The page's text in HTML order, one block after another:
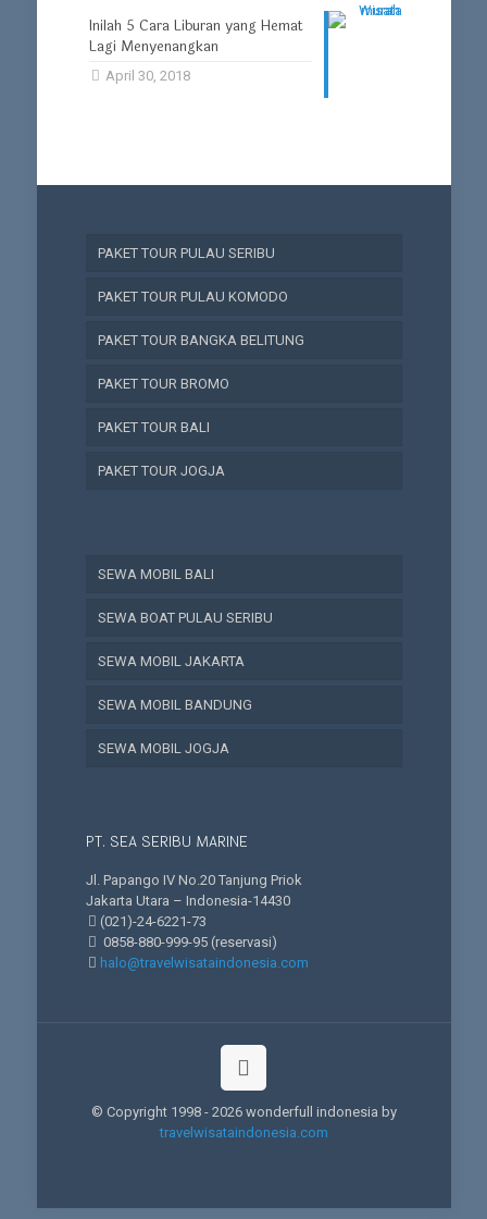
Inilah 5 Cara Liburan yang Hemat
Lagi Menyenangkan
April 30, 2018
PAKET TOUR PULAU SERIBU
PAKET TOUR PULAU KOMODO
PAKET TOUR BANGKA BELITUNG
PAKET TOUR BROMO
PAKET TOUR BALI
PAKET TOUR JOGJA
SEWA MOBIL BALI
SEWA BOAT PULAU SERIBU
SEWA MOBIL JAKARTA
SEWA MOBIL BANDUNG
SEWA MOBIL JOGJA
PT. SEA SERIBU MARINE
Jl. Papango IV No.20 Tanjung Priok
Jakarta Utara – Indonesia-14430
(021)-24-6221-73
0858-880-999-95(reservasi)
halo@travelwisataindonesia.com
© Copyright 1998 - 2026 wonderfull indonesia by
travelwisataindonesia.com